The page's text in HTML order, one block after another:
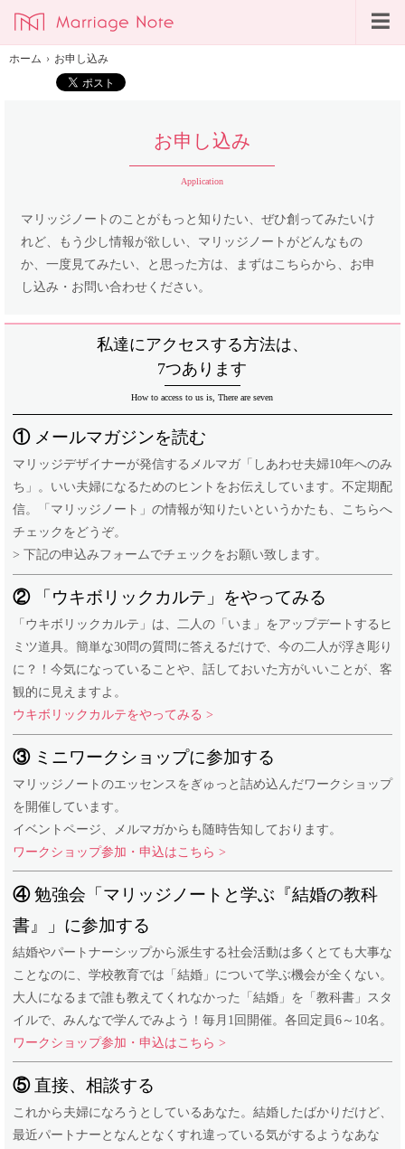
ホーム › お申し込み
お申し込み
Application
マリッジノートのことがもっと知りたい、ぜひ創ってみたいけ
れど、もう少し情報が欲しい、 マリッジノートがどんなもの
か、一度見てみたい、と思った方は、
まずはこちらから、お申
し込み・お問い合わせください。
私達にアクセスする方法は、
7つあります
How to access to us is, There are seven
①メールマガジンを読む
マリッジデザイナーが発信するメルマガ「しあわせ夫婦10年へのみ
ち」。いい夫婦になるためのヒントをお伝えしています。不定期配
信。「マリッジノート」の情報が知りたいというかたも、こちらへ
チェックをどうぞ。
> 下記の申込みフォームでチェックをお願い致します。
②「ウキボリックカルテ」をやってみる
「ウキボリックカルテ」は、二人の「いま」をアップデートするヒ
ミツ道具。簡単な30問の質問に答えるだけで、今の二人が浮き彫り
に？！今気になっていることや、話しておいた方がいいことが、客
観的に見えますよ。
ウキボリックカルテをやってみる >
③ミニワークショップに参加する
マリッジノートのエッセンスをぎゅっと詰め込んだワークショップ
を開催しています。
イベントページ、メルマガからも随時告知しております。
ワークショップ参加・申込はこちら >
④勉強会「マリッジノートと学ぶ『結婚の教科
書』」に参加する
結婚やパートナーシップから派生する社会活動は多くとても大事な
ことなのに、学校教育では「結婚」について学ぶ機会が全くない。
大人になるまで誰も教えてくれなかった「結婚」を「教科書」スタ
イルで、みんなで学んでみよう！毎月1回開催。各回定員6～10名。
ワークショップ参加・申込はこちら >
⑤直接、相談する
これから夫婦になろうとしているあなた。結婚したばかりだけど、
最近パートナーとなんとなくすれ違っている気がするようなあな